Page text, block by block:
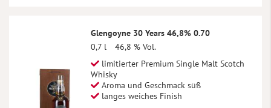
Glengoyne 30 Years 46,8% 0.70
0,7 l
46,8 % Vol.
limitierter Premium Single Malt Scotch
Whisky
Aroma und Geschmack süß
langes weiches Finish